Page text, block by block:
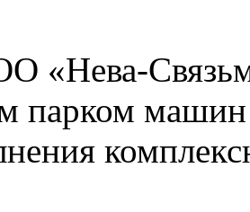
«Нева-
парком машин